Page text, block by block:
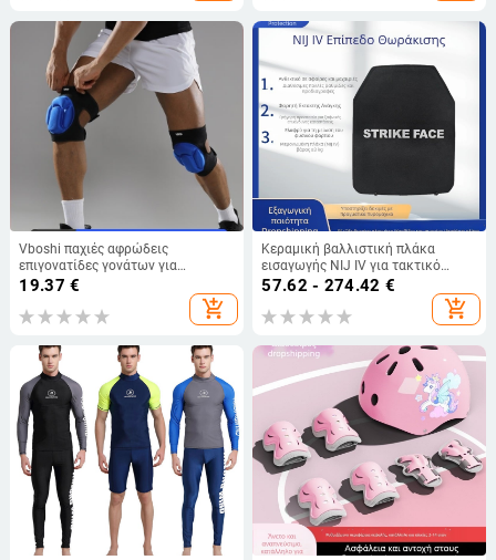
Vboshi παχιές αφρώδεις
επιγονατίδες γονάτων για
υπαίθριους αθλητισμούς, χορό,
γονάτισμα, βόλεϊ και μπάσκετ –
προστασία από πτώσεις
19.37 €
add_shopping_cart
Κεραμική βαλλιστική πλάκα
εισαγωγής NIJ IV για τακτικό
γιλέκο
57.62 - 274.42 €
add_shopping_cart